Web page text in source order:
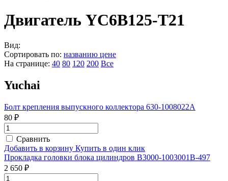
Двигатель YC6B125-T21
Вид:
Сортировать по: названию цене
На странице: 40 80 120 200 Все
Yuchai
Болт крепления выпускного коллектора 630-1008022A
80 ₽
Сравнить
Добавить в корзину Купить в один клик
Прокладка головки блока цилиндров B3000-1003001B-497
2 650 ₽